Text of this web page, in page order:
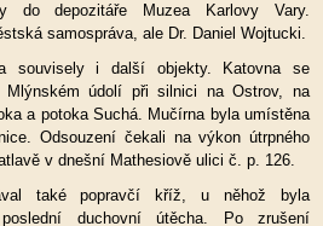
do depozitáře Muzea Karlovy Vary.
samospráva, ale Dr. Daniel Wojtucki.
souvisely i další objekty. Katovna se
Mlýnském údolí při silnici na Ostrov, na
a potoka Suchá. Mučírna byla umístěna
Odsouzení čekali na výkon útrpného
v dnešní Mathesiově ulici č. p. 126.
také popravčí kříž, u něhož byla
poslední duchovní útěcha. Po zrušení